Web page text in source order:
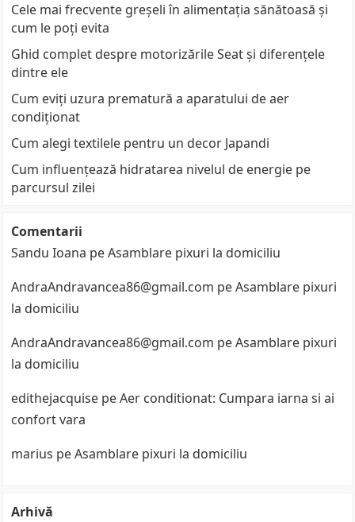
Cele mai frecvente greșeli în alimentația sănătoasă și
cum le poți evita
Ghid complet despre motorizările Seat și diferențele
dintre ele
Cum eviți uzura prematură a aparatului de aer
condiționat
Cum alegi textilele pentru un decor Japandi
Cum influențează hidratarea nivelul de energie pe
parcursul zilei
Comentarii
Sandu Ioana peAsamblare pixuri la domiciliu
AndraAndravancea86@gmail.com peAsamblare pixuri
la domiciliu
AndraAndravancea86@gmail.com peAsamblare pixuri
la domiciliu
edithejacquise peAer conditionat: Cumpara iarna si ai
confort vara
marius peAsamblare pixuri la domiciliu
Arhivă